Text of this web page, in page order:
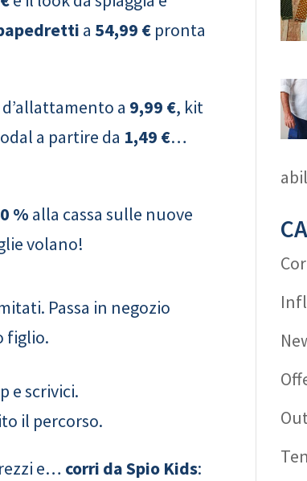
a 54,99 € pronta
a 9,99 €, kit
a partire da 1,49 €…
% alla cassa sulle nuove
volano!
Passa in negozio
figlio.
e scrivici.
il percorso.
e… corri da Spio Kids: